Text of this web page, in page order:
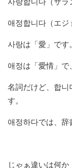
애정합니다（エジ
사랑は「愛」です。
애정は「愛情」で
名詞だけど、합
す。
애정하다では、辞
じゃぁ違いは何か